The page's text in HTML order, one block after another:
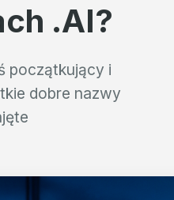
.AI?
początkujący i
dobre nazwy